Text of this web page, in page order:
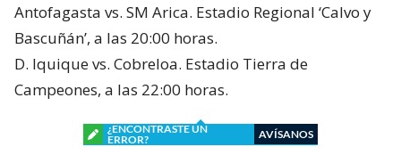
Antofagasta vs. SM Arica. Estadio Regional ‘Calvo y
Bascuñán’, a las 20:00 horas.
D. Iquique vs. Cobreloa. Estadio Tierra de
Campeones, a las 22:00 horas.
¿ENCONTRASTE UN
ERROR?
AVÍSANOS